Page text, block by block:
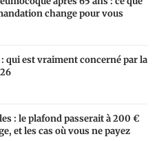
change pour vous
qui est vraiment concerné par la
: le plafond passerait à 200 €
et les cas où vous ne payez